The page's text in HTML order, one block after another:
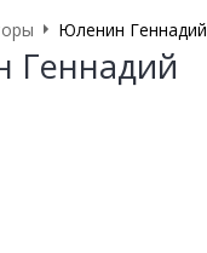
Юленин Геннадий
Геннадий